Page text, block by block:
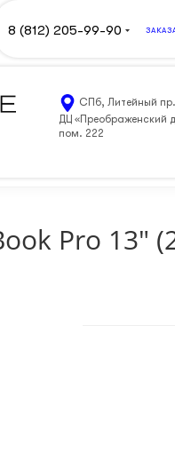
8 (812) 205-99-90
СПб, Литейный
ДЦ «Преображенский
пом. 222
Pro 13"